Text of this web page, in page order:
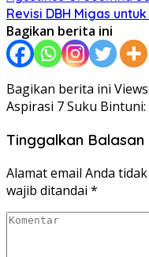
Revisi DBH Migas
Bagikan berita ini
Bagikan berita ini
Aspirasi 7 Suku
Tinggalkan Balasan
Alamat email Anda
wajib ditandai *